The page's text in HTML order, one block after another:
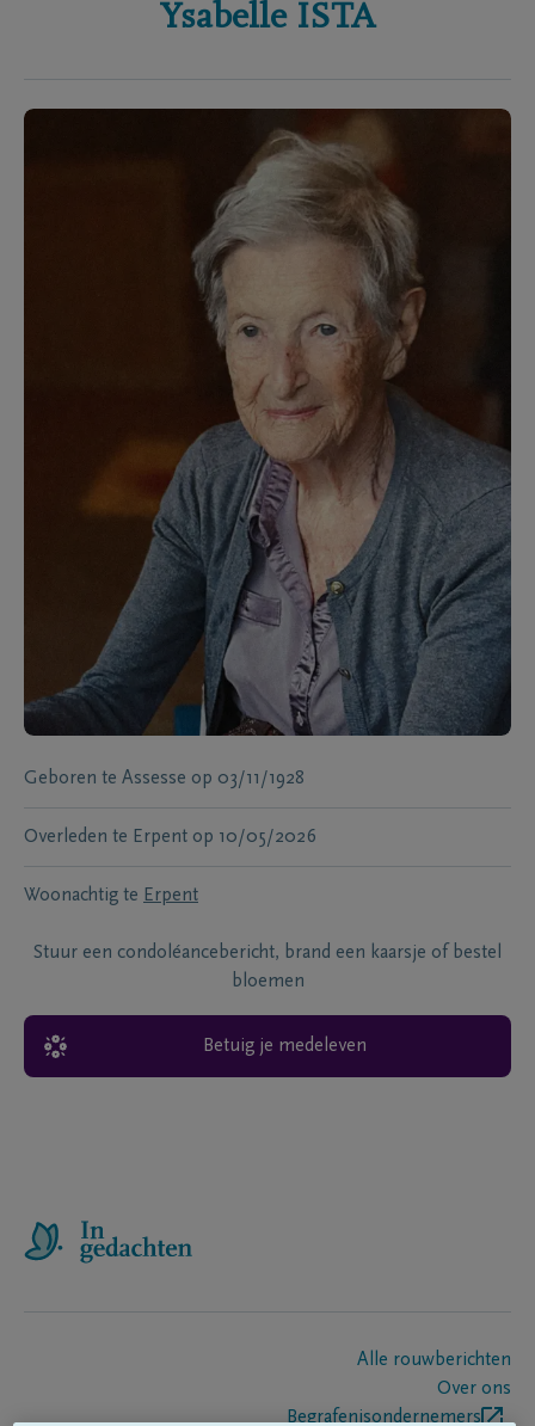
Ysabelle ISTA
Geboren te Assesse op 03/11/1928
Overleden te Erpent op 10/05/2026
Woonachtig te Erpent
Stuur een condoléancebericht, brand een kaarsje of bestel
bloemen
Betuig je medeleven
Alle rouwberichten
Over ons
Begrafenisondernemers